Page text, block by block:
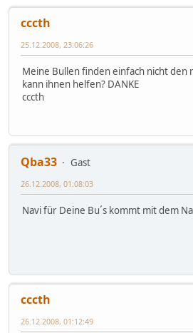
cccth
25.12.2008, 23:06:26
Meine Bullen finden einfach nicht den
kann ihnen helfen? DANKE
cccth
Qba33
Gast
26.12.2008, 01:08:03
Navi für Deine Bu´s kommt mit dem
cccth
26.12.2008, 01:12:49